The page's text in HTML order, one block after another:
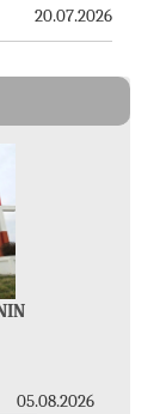
20.07.2026
05.08.2026